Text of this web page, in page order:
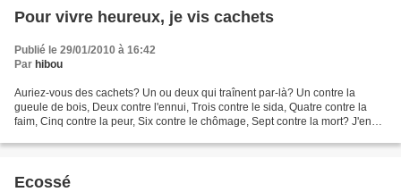
Pour vivre heureux, je vis cachets
Publié le 29/01/2010 à 16:42
Par hibou
Auriez-vous des cachets? Un ou deux qui traînent par-là? Un contre la
gueule de bois, Deux contre l'ennui, Trois contre le sida, Quatre contre la
faim, Cinq contre la peur, Six contre le chômage, Sept contre la mort? J'en
Ecossé